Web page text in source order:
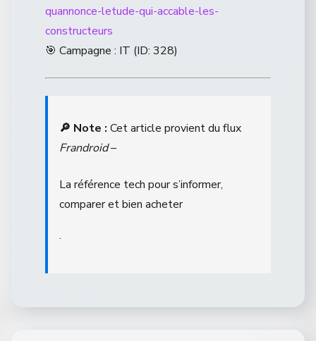
quannonce-letude-qui-accable-les-
constructeurs
🎯 Campagne : IT (ID: 328)
🔎 Note : Cet article provient du flux
Frandroid–
La référence tech pour s’informer,
comparer et bien acheter
.